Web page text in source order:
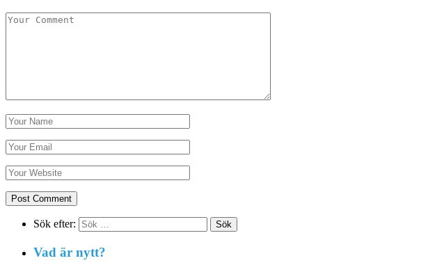
Sök efter:
Vad är nytt?